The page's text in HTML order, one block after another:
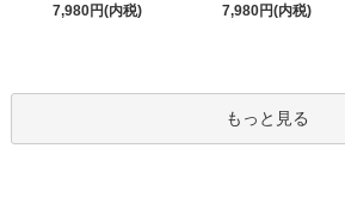
7,980円(内税)
7,980円(内税)
もっと見る